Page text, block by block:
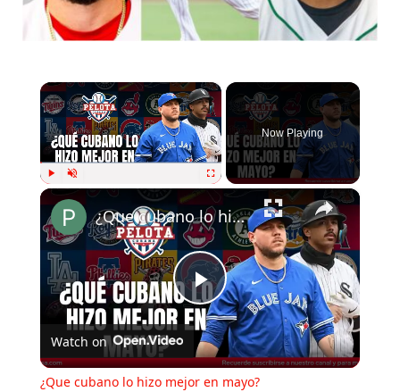
×
Now Playing
×
Play
Video
¿Que cubano lo hizo mejor en mayo?
Watch on
¿Que cubano lo hizo mejor en mayo?